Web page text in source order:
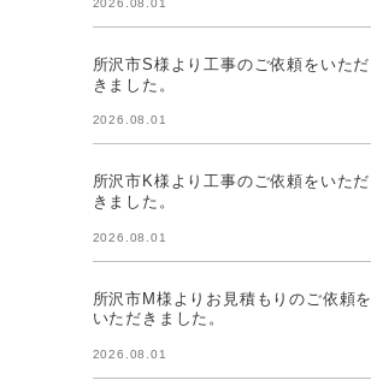
2026.08.01
所沢市S様より工事のご依頼をいただ
きました。
2026.08.01
所沢市K様より工事のご依頼をいただ
きました。
2026.08.01
所沢市M様よりお見積もりのご依頼を
いただきました。
2026.08.01